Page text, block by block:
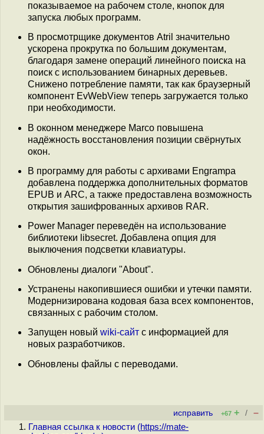
показываемое на рабочем столе, кнопок для
запуска любых программ.
В просмотрщике документов Atril значительно
ускорена прокрутка по большим документам,
благодаря замене операций линейного поиска на
поиск с использованием бинарных деревьев.
Снижено потребление памяти, так как браузерный
компонент EvWebView теперь загружается только
при необходимости.
В оконном менеджере Marco повышена
надёжность восстановления позиции свёрнутых
окон.
В программу для работы с архивами Engrampa
добавлена поддержка дополнительных форматов
EPUB и ARC, а также предоставлена возможность
открытия зашифрованных архивов RAR.
Power Manager переведён на использование
библиотеки libsecret. Добавлена опция для
выключения подсветки клавиатуры.
Обновлены диалоги "About".
Устранены накопившиеся ошибки и утечки памяти.
Модернизирована кодовая база всех компонентов,
связанных с рабочим столом.
Запущен новый wiki-сайт с информацией для
новых разработчиков.
Обновлены файлы с переводами.
исправить +67 + / –
Главная ссылка к новости (https://mate-